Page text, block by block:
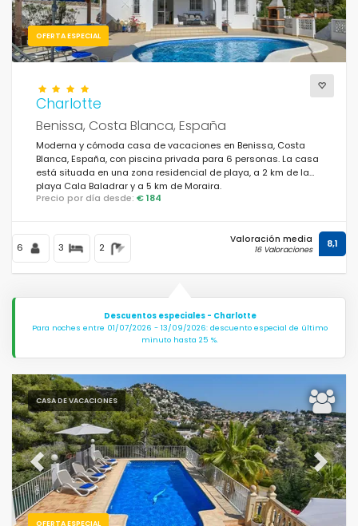
OFERTA ESPECIAL
Charlotte
Benissa, Costa Blanca, España
Moderna y cómoda casa de vacaciones en Benissa, Costa
Blanca, España, con piscina privada para 6 personas. La casa
está situada en una zona residencial de playa, a 2 km de la
playa Cala Baladrar y a 5 km de Moraira.
Precio por día desde: € 184
6 3 2
Valoración media
16 Valoraciones 8,1
Descuentos especiales - Charlotte
Para noches entre 01/07/2026 - 13/09/2026: descuento especial de último
minuto hasta 25 %.
CASA DE VACACIONES
OFERTA ESPECIAL
Previous Next